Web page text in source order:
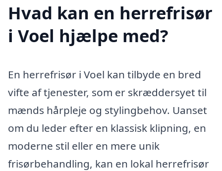
Hvad kan en herrefrisør
i Voel hjælpe med?
En herrefrisør i Voel kan tilbyde en bred
vifte af tjenester, som er skræddersyet til
mænds hårpleje og stylingbehov. Uanset
om du leder efter en klassisk klipning, en
moderne stil eller en mere unik
frisørbehandling, kan en lokal herrefrisør